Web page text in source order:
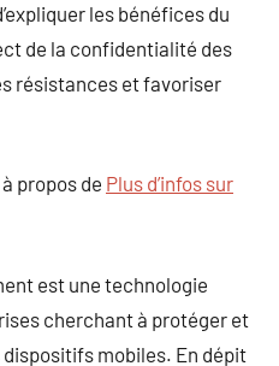
les bénéfices du
de la confidentialité des
résistances et favoriser
propos de Plus d’infos sur
est une technologie
cherchant à protéger et
mobiles. En dépit